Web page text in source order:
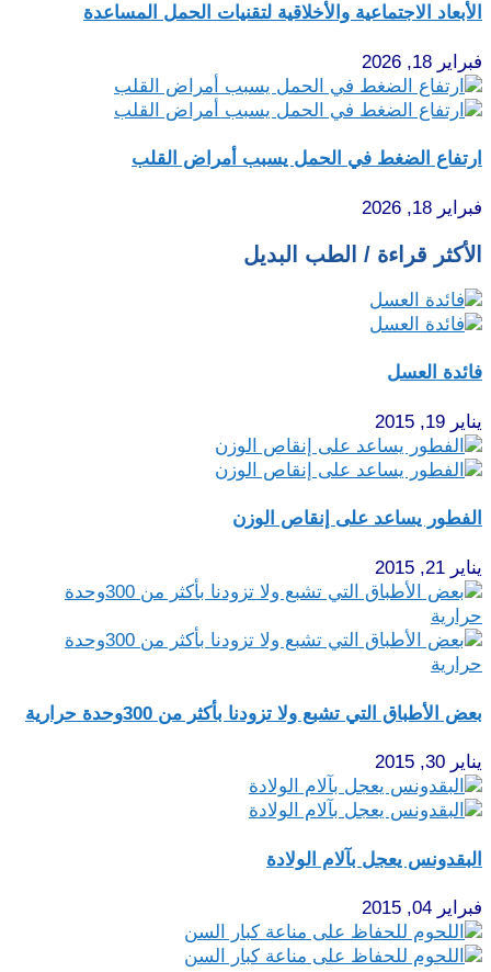
الأبعاد الاجتماعية والأخلاقية لتقنيات الحمل المساعدة
فبراير 18, 2026
ارتفاع الضغط في الحمل يسبب أمراض القلب
فبراير 18, 2026
الأكثر قراءة / الطب البديل
فائدة العسل
يناير 19, 2015
الفطور يساعد على إنقاص الوزن
يناير 21, 2015
بعض الأطباق التي تشبع ولا تزودنا بأكثر من 300وحدة حرارية
يناير 30, 2015
البقدونس يعجل بآلام الولادة
فبراير 04, 2015